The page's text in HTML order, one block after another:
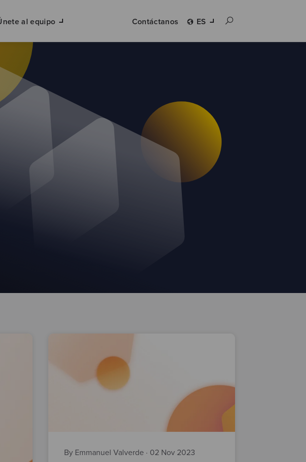
al equipo Contáctanos ES
By Emmanuel Valverde · 02 Nov 2023